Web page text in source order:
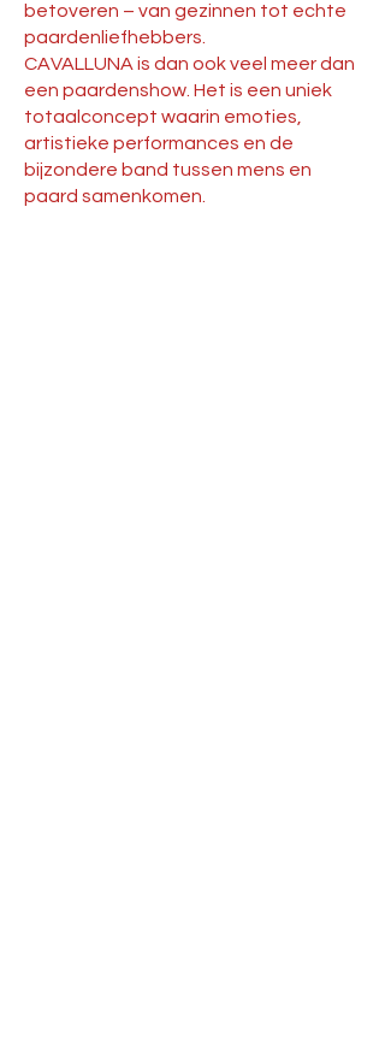
betoveren – van gezinnen tot echte
paardenliefhebbers.
CAVALLUNA is dan ook veel meer dan
een paardenshow. Het is een uniek
totaalconcept waarin emoties,
artistieke performances en de
bijzondere band tussen mens en
paard samenkomen.